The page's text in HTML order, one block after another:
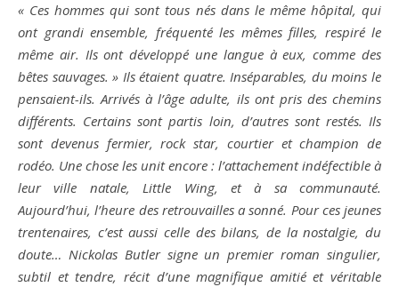
« Ces hommes qui sont tous nés dans le même hôpital, qui
ont grandi ensemble, fréquenté les mêmes filles, respiré le
même air. Ils ont développé une langue à eux, comme des
bêtes sauvages. » Ils étaient quatre. Inséparables, du moins le
pensaient-ils. Arrivés à l’âge adulte, ils ont pris des chemins
différents. Certains sont partis loin, d’autres sont restés. Ils
sont devenus fermier, rock star, courtier et champion de
rodéo. Une chose les unit encore : l’attachement indéfectible à
leur ville natale, Little Wing, et à sa communauté.
Aujourd’hui, l’heure des retrouvailles a sonné. Pour ces jeunes
trentenaires, c’est aussi celle des bilans, de la nostalgie, du
doute… Nickolas Butler signe un premier roman singulier,
subtil et tendre, récit d’une magnifique amitié et véritable